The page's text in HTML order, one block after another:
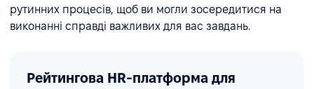
рутинних процесів, щоб ви могли зосередитися на
виконанні справді важливих для вас завдань.
Рейтингова HR-платформа для